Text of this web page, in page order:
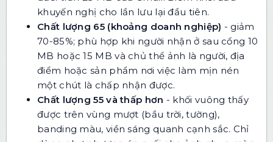
khuyến nghị cho lần lưu lại đầu tiên.
Chất lượng 65 (khoảng doanh nghiệp) - giảm
70-85%; phù hợp khi người nhận ở sau cổng 10
MB hoặc 15 MB và chủ thể ảnh là người, địa
điểm hoặc sản phẩm nơi việc làm mịn nén
một chút là chấp nhận được.
Chất lượng 55 và thấp hơn - khối vuông thấy
được trên vùng mượt (bầu trời, tường),
banding màu, viền sáng quanh cạnh sắc. Chỉ